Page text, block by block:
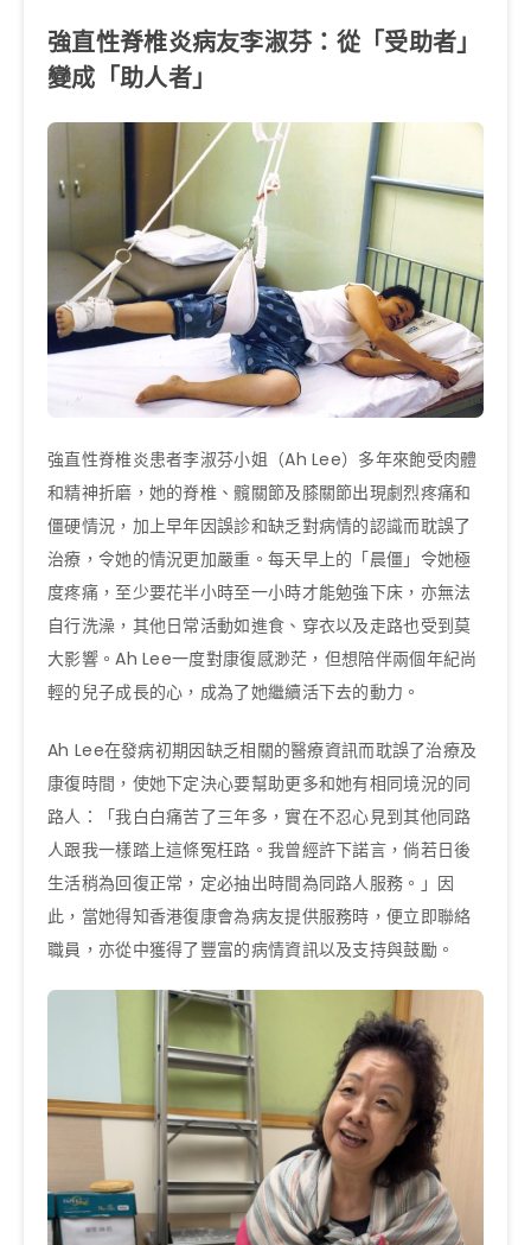
強直性脊椎炎病友李淑芬：從「受助者」
變成「助人者」
強直性脊椎炎患者李淑芬小姐（Ah Lee）多年來飽受肉體
和精神折磨，她的脊椎、髖關節及膝關節出現劇烈疼痛和
僵硬情況，加上早年因誤診和缺乏對病情的認識而耽誤了
治療，令她的情況更加嚴重。每天早上的「晨僵」令她極
度疼痛，至少要花半小時至一小時才能勉強下床，亦無法
自行洗澡，其他日常活動如進食、穿衣以及走路也受到莫
大影響。Ah Lee一度對康復感渺茫，但想陪伴兩個年紀尚
輕的兒子成長的心，成為了她繼續活下去的動力。
Ah Lee在發病初期因缺乏相關的醫療資訊而耽誤了治療及
康復時間，使她下定決心要幫助更多和她有相同境況的同
路人：「我白白痛苦了三年多，實在不忍心見到其他同路
人跟我一樣踏上這條冤枉路。我曾經許下諾言，倘若日後
生活稍為回復正常，定必抽出時間為同路人服務。」因
此，當她得知香港復康會為病友提供服務時，便立即聯絡
職員，亦從中獲得了豐富的病情資訊以及支持與鼓勵。